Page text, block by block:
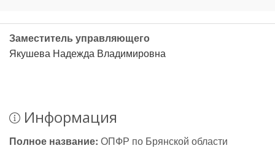
Заместитель управляющего
Якушева Надежда Владимировна
Информация
Полное название: ОПФР по Брянской области